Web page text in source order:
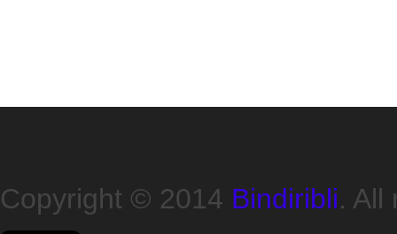
Copyright © 2014 Bindiribli. All